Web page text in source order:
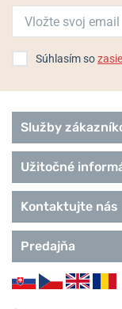
Súhlasím so
Služby
Užitočné
Kontaktujte nás
Predajňa